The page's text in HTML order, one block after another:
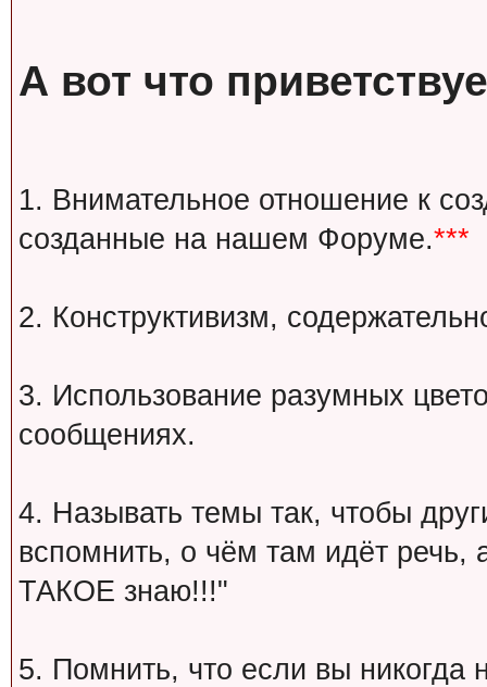
А вот что
1. Внимательное отношение к
созданные на нашем Форуме.***
2. Конструктивизм,
3. Использование разумных
сообщениях.
4. Называть темы так, чтобы
вспомнить, о чём там идёт речь,
ТАКОЕ знаю!!!"
5. Помнить, что если вы никогда